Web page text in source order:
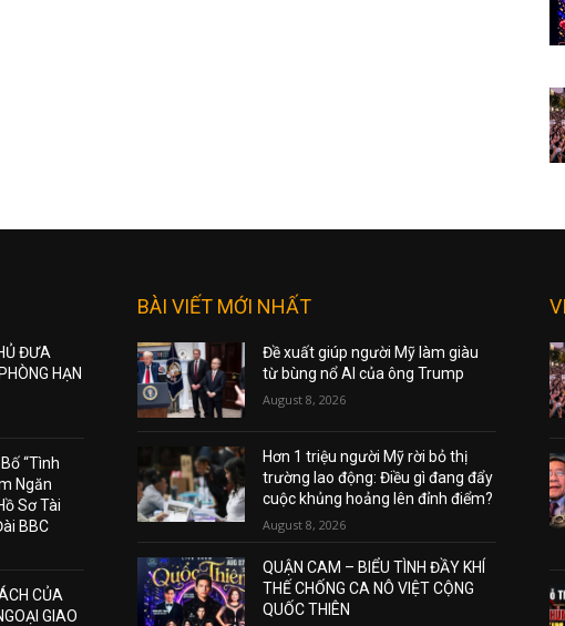
ĐƯA
HẠN
“Tình
Ngăn
Sơ Tài
BBC
CỦA
GIAO
BÀI VIẾT MỚI NHẤT
Đề xuất giúp người Mỹ làm giàu
từ bùng nổ AI của ông Trump
August 8, 2026
Hơn 1 triệu người Mỹ rời bỏ thị
trường lao động: Điều gì đang đẩy
cuộc khủng hoảng lên đỉnh điểm?
August 8, 2026
QUẬN CAM – BIỂU TÌNH ĐẦY KHÍ
THẾ CHỐNG CA NÔ VIỆT CỘNG
QUỐC THIÊN